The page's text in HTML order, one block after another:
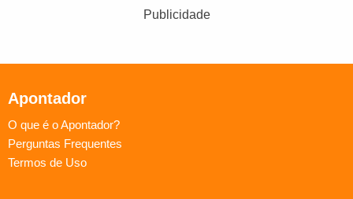
Publicidade
Apontador
O que é o Apontador?
Perguntas Frequentes
Termos de Uso